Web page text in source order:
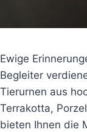
Ewige
Begleiter
Tierurnen aus
Terrakotta,
bieten Ihnen die